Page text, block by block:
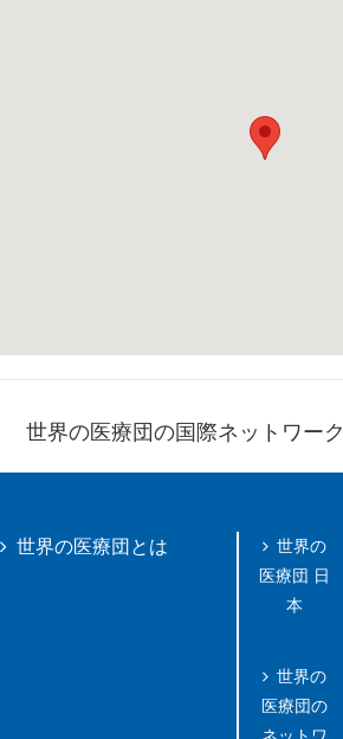
世界の医療団の国際ネットワーク
世界の医療団とは
世界の
医療団 日
本
世界の
医療団の